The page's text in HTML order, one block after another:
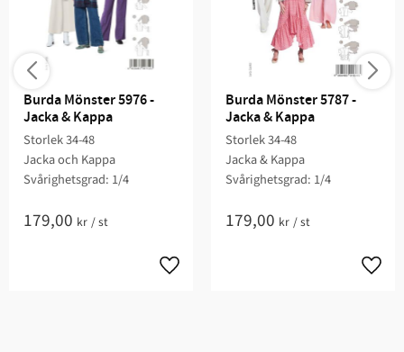
Burda Mönster 5976 -
Jacka & Kappa
Storlek 34-48
Jacka och Kappa
Svårighetsgrad: 1/4​
179,00 kr /st
Burda Mönster 5787 -
Jacka & Kappa
Storlek 34-48
Jacka & Kappa
Svårighetsgrad: 1/4​
179,00 kr /st